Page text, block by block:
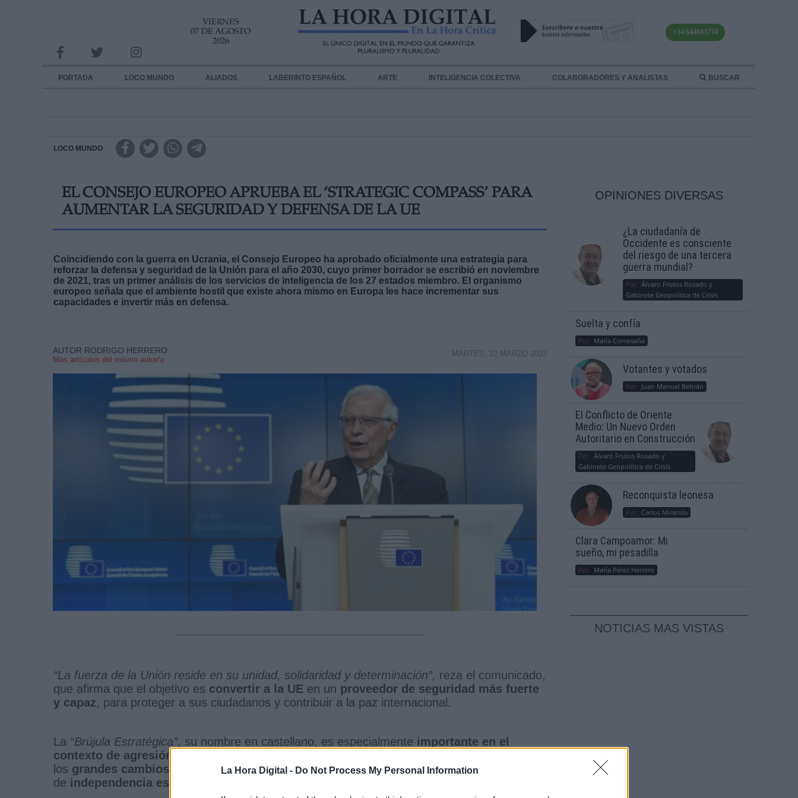
La Hora Digital - Do Not Process My Personal Information
VIERNES
07 DE AGOSTO
2026
+34 644043774
PORTADA LOCO MUNDO ALIADOS LABERINTO ESPAÑOL ARTE INTELIGENCIA COLECTIVA COLABORADORES Y ANALISTAS BUSCAR
LOCO MUNDO
EL CONSEJO EUROPEO APRUEBA EL ‘STRATEGIC COMPASS’ PARA
AUMENTAR LA SEGURIDAD Y DEFENSA DE LA UE
Coincidiendo con la guerra en Ucrania, el Consejo Europeo ha aprobado oficialmente una estrategia para
reforzar la defensa y seguridad de la Unión para el año 2030, cuyo primer borrador se escribió en noviembre
de 2021, tras un primer análisis de los servicios de inteligencia de los 27 estados miembro. El organismo
europeo señala que el ambiente hostil que existe ahora mismo en Europa les hace incrementar sus
capacidades e invertir más en defensa.
AUTOR RODRIGO HERRERO
Mas artículos del mismo autor/a
MARTES, 22 MARZO 2022
“La fuerza de la Unión reside en su unidad, solidaridad y determinación”, reza el comunicado,
que afirma que el objetivo es convertir a la UE en un proveedor de seguridad más fuerte
y capaz, para proteger a sus ciudadanos y contribuir a la paz internacional.
La “Brújula Estratégica”, su nombre en castellano, es especialmente importante en el
contexto de agresión
los grandes cambios geopolíticosque se están produciendo. Además, dotará a la Unión
de independencia estratégica
OPINIONES DIVERSAS
¿La ciudadanía de
Occidente es consciente
del riesgo de una tercera
guerra mundial?
Por Álvaro Frutos Rosado y
Gabinete Geopolítica de Crisis
Suelta y confía
Por María Comesaña
Votantes y votados
Por Juan Manuel Beltrán
El Conflicto de Oriente
Medio: Un Nuevo Orden
Autoritario en Construcción
Por Álvaro Frutos Rosado y
Gabinete Geopolítica de Crisis
Reconquista leonesa
Por Carlos Miranda
Clara Campoamor: Mi
sueño, mi pesadilla
Por María Pérez Herrero
NOTICIAS MAS VISTAS
INFORMACION SOBRE LA PROTECCIÓN DE TUS DATOS
Responsable:
Destinatarios:
link
Información adicional
link